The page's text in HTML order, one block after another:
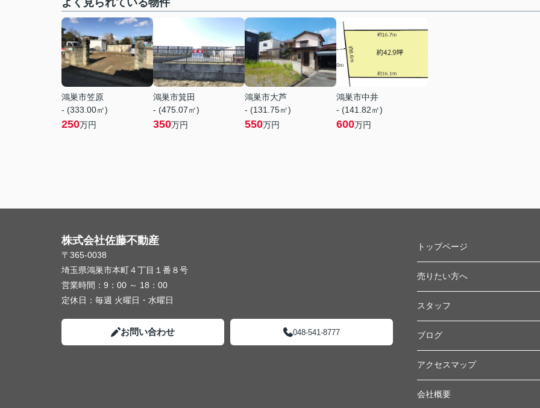
よく見られている物件
鴻巣市笠原
- (333.00㎡)
250万円
鴻巣市箕田
- (475.07㎡)
350万円
鴻巣市大芦
- (131.75㎡)
550万円
鴻巣市中井
- (141.82㎡)
600万円
株式会社佐藤不動産
〒365-0038
埼玉県鴻巣市本町４丁目１番８号
営業時間： 9：00 ～ 18：00
定休日： 毎週 火曜日・水曜日
お問い合わせ 048-541-8777
トップページ
売りたい方へ
スタッフ
ブログ
アクセスマップ
会社概要